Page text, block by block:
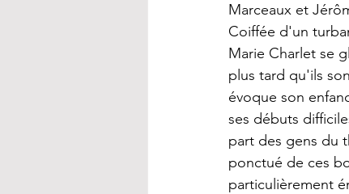
Marceaux et
Coiffée d'un
Marie Charlet se
plus tard qu'ils
évoque son
ses débuts
part des gens du
ponctué de ces
particulièrement